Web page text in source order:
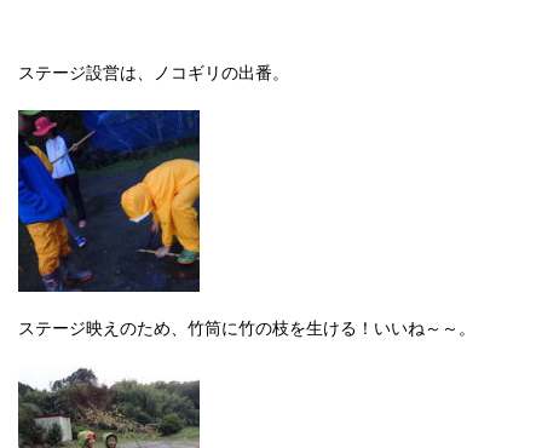
ステージ設営は、ノコギリの出番。
ステージ映えのため、竹筒に竹の枝を生ける！いいね～～。